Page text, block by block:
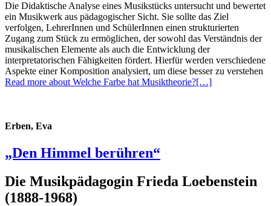
Die Didaktische Analyse eines Musikstücks untersucht und bewertet
ein Musikwerk aus pädagogischer Sicht. Sie sollte das Ziel
verfolgen, LehrerInnen und SchülerInnen einen strukturierten
Zugang zum Stück zu ermöglichen, der sowohl das Verständnis der
musikalischen Elemente als auch die Entwicklung der
interpretatorischen Fähigkeiten fördert. Hierfür werden verschiedene
Aspekte einer Komposition analysiert, um diese besser zu verstehen
Read more about Welche Farbe hat Musiktheorie?[…]
Erben, Eva
„Den Himmel berühren“
Die Musikpädagogin Frieda Loebenstein
(1888-1968)